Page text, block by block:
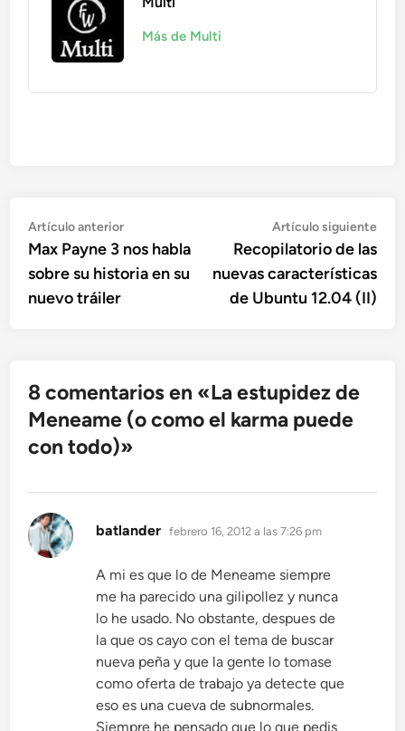
Más de Multi
Navegación
de
entradas
Artículo anteriorArtículo
anterior:
Max Payne 3 nos habla
sobre su historia en su
nuevo tráiler
Artículo siguiente
Recopilatorio de las
nuevas características
de Ubuntu 12.04 (II)
8 comentarios en «La estupidez de
Meneame (o como el karma puede
con todo)»
batlander dice:
febrero 16, 2012 a las 7:26 pm
A mi es que lo de Meneame siempre
me ha parecido una gilipollez y nunca
lo he usado. No obstante, despues de
la que os cayo con el tema de buscar
nueva peña y que la gente lo tomase
como oferta de trabajo ya detecte que
eso es una cueva de subnormales.
Siempre he pensado que lo que pedis